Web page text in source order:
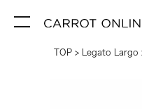
TOP Legato Largo